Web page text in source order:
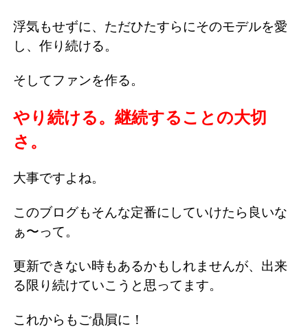
浮気もせずに、ただひたすらにそのモデルを愛
し、作り続ける。
そしてファンを作る。
やり続ける。継続することの大切
さ。
大事ですよね。
このブログもそんな定番にしていけたら良いな
ぁ〜って。
更新できない時もあるかもしれませんが、出来
る限り続けていこうと思ってます。
これからもご贔屓に！